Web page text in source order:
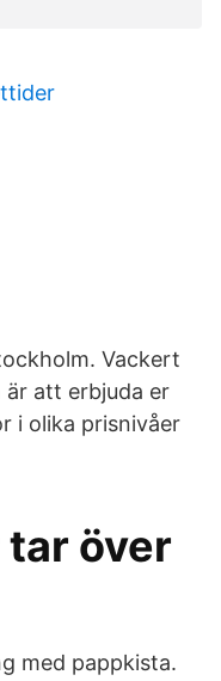
Vackert
att erbjuda er
i olika prisnivåer
över
med pappkista.